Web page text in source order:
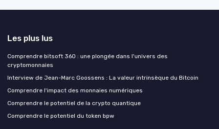
Les plus lus
Comprendre bitsoft 360 : une plongée dans l'univers des
cryptomonnaies
Interview de Jean-Marc Goossens : La valeur intrinsèque du Bitcoin
Comprendre l'impact des monnaies numériques
Comprendre le potentiel de la crypto quantique
Comprendre le potentiel du token bpw